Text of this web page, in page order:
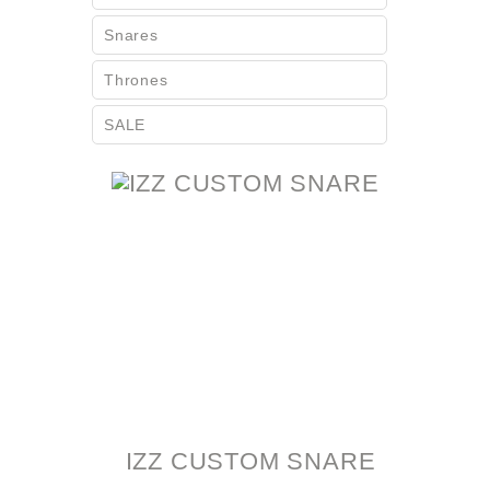
Snares
Thrones
SALE
IZZ CUSTOM SNARE